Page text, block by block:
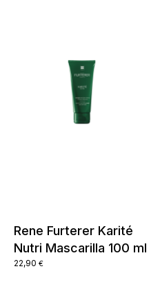
Rene Furterer Karité
Nutri Mascarilla 100 ml
22,90 €